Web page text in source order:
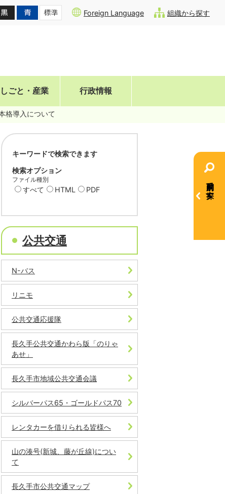
Foreign Language 組織から探す
しごと・産業 行政情報
目的別で探す
格導入について
キーワードで検索できます
検索オプション
ファイル種別
すべて HTML PDF
公共交通
N-バス
リニモ
公共交通応援隊
長久手公共交通かわら版「のりゃ
あせ」
長久手市地域公共交通会議
シルバーパス65・ゴールドパス70
レンタカーを借りられる皆様へ
山の湊号(新城、藤が丘線)につい
て
長久手市公共交通マップ